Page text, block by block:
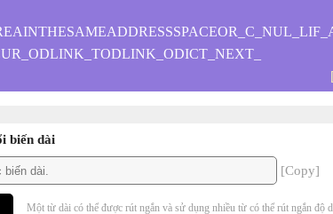
biến dài
[Copy]
Một từ dài có thể được rút ngắn và sử dụng nhiều từ có thể rút ngắn độ